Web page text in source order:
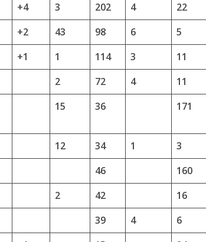
+4 3 202 4 22
+2 43 98 6 5
+1 1 114 3 11
2 72 4 11
15 36 171
12 34 1 3
46
160
2 42 16
39 4 6